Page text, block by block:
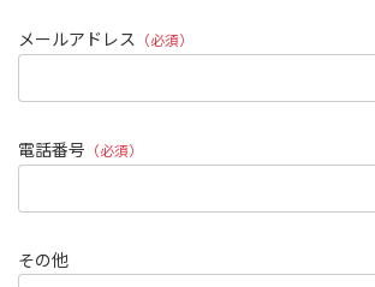
メールアドレス （必須）
電話番号 （必須）
その他